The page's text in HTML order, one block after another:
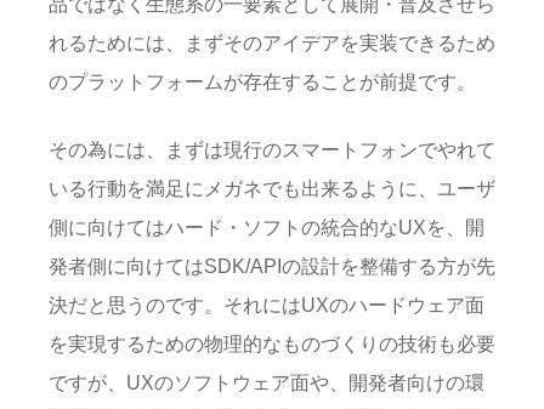
れるためには、まずそのアイデアを実装できるため
のプラットフォームが存在することが前提です。
その為には、まずは現行のスマートフォンでやれて
いる行動を満足にメガネでも出来るように、ユーザ
側に向けてはハード・ソフトの統合的なUXを、開
発者側に向けてはSDK/APIの設計を整備する方が先
決だと思うのです。それにはUXのハードウェア面
を実現するための物理的なものづくりの技術も必要
ですが、UXのソフトウェア面や、開発者向けの環